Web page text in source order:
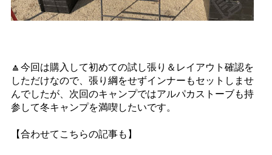
🔼今回は購入して初めての試し張り＆レイアウト確認を
しただけなので、張り綱をせずインナーもセットしませ
んでしたが、次回のキャンプではアルパカストーブも持
参して冬キャンプを満喫したいです。
【合わせてこちらの記事も】